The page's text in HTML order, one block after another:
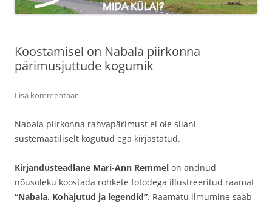
Koostamisel on Nabala piirkonna
pärimusjuttude kogumik
Lisa kommentaar
Nabala piirkonna rahvapärimust ei ole siiani
süstemaatiliselt kogutud ega kirjastatud.
Kirjandusteadlane Mari-Ann Remmel on andnud
nõusoleku koostada rohkete fotodega illustreeritud raamat
“Nabala. Kohajutud ja legendid”. Raamatu ilmumine saab